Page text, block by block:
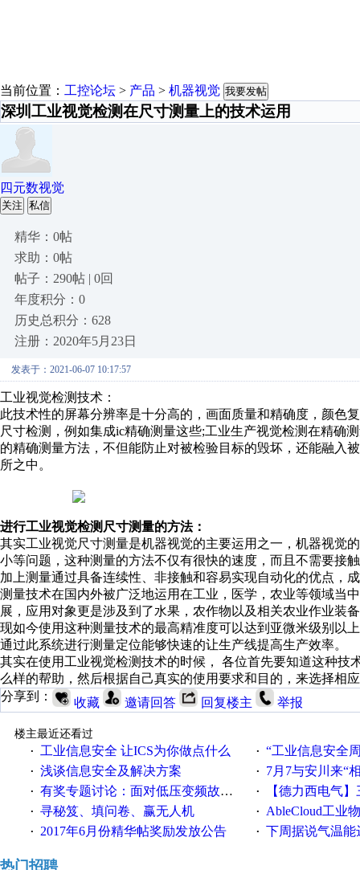
当前位置： 工控论坛 > 产品 > 机器视觉 我要发帖
深圳工业视觉检测在尺寸测量上的技术运用
四元数视觉
关注 私信
精华：0帖
求助：0帖
帖子：290帖 | 0回
年度积分：0
历史总积分：628
注册：2020年5月23日
发表于：2021-06-07 10:17:57
工业视觉检测技术：
此技术性的屏幕分辨率是十分高的，画面质量和精确度，颜色
尺寸检测，例如集成ic精确测量这些;工业生产视觉检测在精确
的精确测量方法，不但能防止对被检验目标的毁坏，还能融入
所之中。
进行工业视觉检测尺寸测量的方法：
其实工业视觉尺寸测量是机器视觉的主要运用之一，机器视觉
小等问题，这种测量的方法不仅有很快的速度，而且不需要接
加上测量通过具备连续性、非接触和容易实现自动化的优点，
测量技术在国内外被广泛地运用在工业，医学，农业等领域当
展，应用对象更是涉及到了水果，农作物以及相关农业作业装
现如今使用这种测量技术的最高精准度可以达到亚微米级别以
通过此系统进行测量定位能够快速的让生产线提高生产效率。
其实在使用工业视觉检测技术的时候， 各位首先要知道这种
么样的帮助，然后根据自己真实的使用要求和目的，来选择相
分享到：
收藏 邀请回答 回复楼主 举报
楼主最近还看过
·
工业信息安全 让ICS为你做点什么 · “工业信息安全周之我见”
· 浅谈信息安全及解决方案 · 7月7与安川来“
· 有奖专题讨论：面对低压变频故障，老手是这样解决的！ · 【德力西电气】三
· 寻秘笈、填问卷、赢无人机 · AbleCloud工业物联
· 2017年6月份精华帖奖励发放公告 · 下周据说气温能
热门招聘